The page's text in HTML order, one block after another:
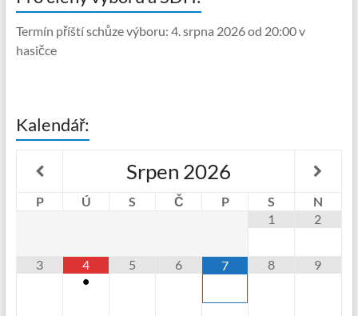
Termín příští schůze výboru: 4. srpna 2026 od 20:00 v
hasičce
Kalendář:
Srpen 2026
P Ú S Č P S
N
1
2
3
4
•
5 6 7 8 9